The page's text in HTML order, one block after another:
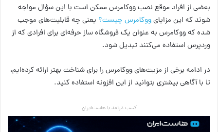
بعضی از افراد موقع نصب ووکامرس ممکن است با این سؤال مواجه
شوند که این مزایایووکامرس چیست؟ یعنی چه قابلیت‌های موجب
شده که ووکامرس به عنوان یک فروشگاه ساز حرفه‌ای برای افرادی که از
وردپرس استفاده می‌کنند تبدیل شود.
در ادامه برخی از مزیت‌های ووکامرس را برای شناخت بهتر ارائه کرده‌ایم،
تا با آگاهی بیشتری بتوانید از این افزونه استفاده کنید.
کسب درآمد با هاست‌ایران